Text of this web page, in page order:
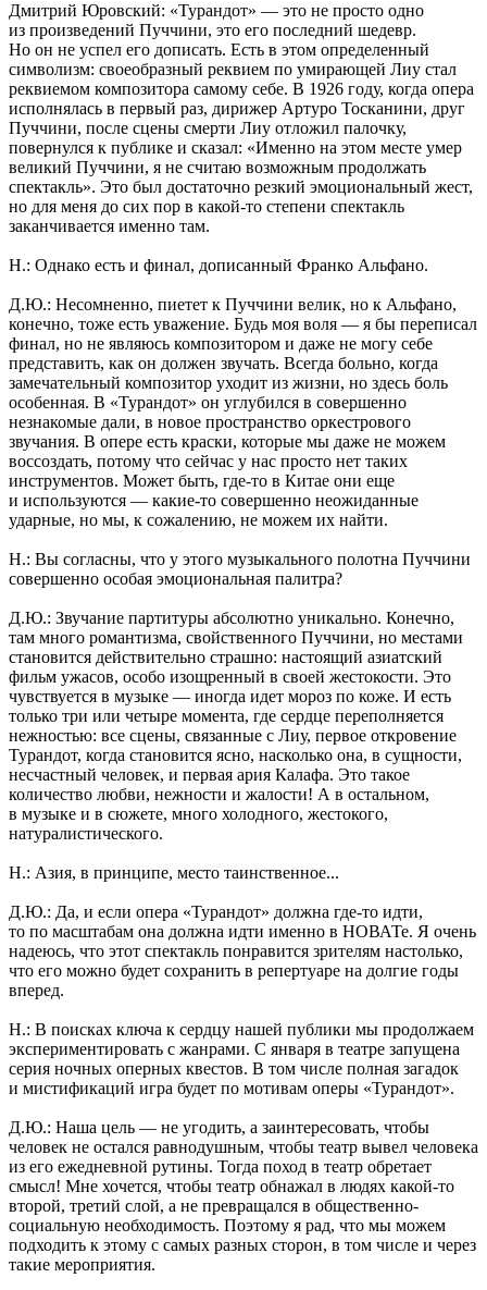
Дмитрий Юровский: «Турандот» — это не просто одно
из произведений Пуччини, это его последний шедевр.
Но он не успел его дописать. Есть в этом определенный
символизм: своеобразный реквием по умирающей Лиу стал
реквиемом композитора самому себе. В 1926 году, когда опера
исполнялась в первый раз, дирижер Артуро Тосканини, друг
Пуччини, после сцены смерти Лиу отложил палочку,
повернулся к публике и сказал: «Именно на этом месте умер
великий Пуччини, я не считаю возможным продолжать
спектакль». Это был достаточно резкий эмоциональный жест,
но для меня до сих пор в какой-то степени спектакль
заканчивается именно там.
Н.: Однако есть и финал, дописанный Франко Альфано.
Д.Ю.: Несомненно, пиетет к Пуччини велик, но к Альфано,
конечно, тоже есть уважение. Будь моя воля — я бы переписал
финал, но не являюсь композитором и даже не могу себе
представить, как он должен звучать. Всегда больно, когда
замечательный композитор уходит из жизни, но здесь боль
особенная. В «Турандот» он углубился в совершенно
незнакомые дали, в новое пространство оркестрового
звучания. В опере есть краски, которые мы даже не можем
воссоздать, потому что сейчас у нас просто нет таких
инструментов. Может быть, где-то в Китае они еще
и используются — какие-то совершенно неожиданные
ударные, но мы, к сожалению, не можем их найти.
Н.: Вы согласны, что у этого музыкального полотна Пуччини
совершенно особая эмоциональная палитра?
Д.Ю.: Звучание партитуры абсолютно уникально. Конечно,
там много романтизма, свойственного Пуччини, но местами
становится действительно страшно: настоящий азиатский
фильм ужасов, особо изощренный в своей жестокости. Это
чувствуется в музыке — иногда идет мороз по коже. И есть
только три или четыре момента, где сердце переполняется
нежностью: все сцены, связанные с Лиу, первое откровение
Турандот, когда становится ясно, насколько она, в сущности,
несчастный человек, и первая ария Калафа. Это такое
количество любви, нежности и жалости! А в остальном,
в музыке и в сюжете, много холодного, жестокого,
натуралистического.
Н.: Азия, в принципе, место таинственное...
Д.Ю.: Да, и если опера «Турандот» должна где-то идти,
то по масштабам она должна идти именно в НОВАТе. Я очень
надеюсь, что этот спектакль понравится зрителям настолько,
что его можно будет сохранить в репертуаре на долгие годы
вперед.
Н.: В поисках ключа к сердцу нашей публики мы продолжаем
экспериментировать с жанрами. С января в театре запущена
серия ночных оперных квестов. В том числе полная загадок
и мистификаций игра будет по мотивам оперы «Турандот».
Д.Ю.: Наша цель — не угодить, а заинтересовать, чтобы
человек не остался равнодушным, чтобы театр вывел человека
из его ежедневной рутины. Тогда поход в театр обретает
смысл! Мне хочется, чтобы театр обнажал в людях какой-то
второй, третий слой, а не превращался в общественно-
социальную необходимость. Поэтому я рад, что мы можем
подходить к этому с самых разных сторон, в том числе и через
такие мероприятия.